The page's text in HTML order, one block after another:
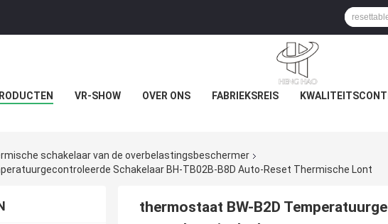
VR-SHOW OVER ONS FABRIEKSREIS
schakelaar van de overbelastingsbeschermer
Schakelaar BH-TB02B-B8D Auto-Reset Thermische Lont
thermostaat BW-B2D